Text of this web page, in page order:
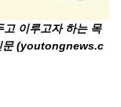
고 이루고자 하는 목
문 (youtongnews.c